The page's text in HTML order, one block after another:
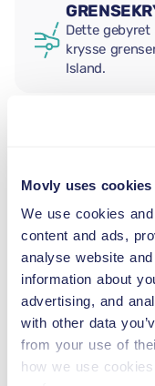
Movly uses cookies
We use cookies
content and ads,
analyse website
information about
advertising, and
with other data
from your use of
how we use
Dette
krysse
Island.
2,5–13 kg
9–18 kg
BELTESTOL